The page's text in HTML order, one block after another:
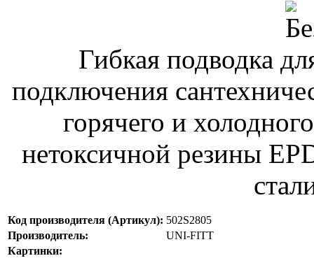
Гибкая подводка
подключения
горячего и
нетоксичной резины
Код производителя (Артикул): 502S2805
Производитель:
UNI-FITT
Картинки: